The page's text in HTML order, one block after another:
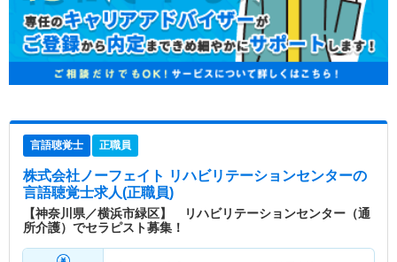
言語聴覚士 正職員
株式会社ノーフェイト リハビリテーションセンターの
言語聴覚士求人(正職員)
【神奈川県／横浜市緑区】 リハビリテーションセンター（通
所介護）でセラピスト募集！